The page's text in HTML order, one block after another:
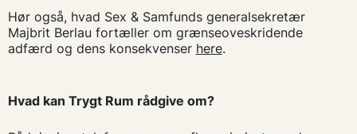
Hør også, hvad Sex & Samfunds generalsekretær
Majbrit Berlau fortæller om grænseoveskridende
adfærd og dens konsekvenser here.
Hvad kan Trygt Rum rådgive om?